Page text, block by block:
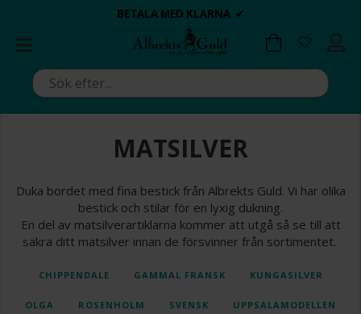
ALLTID BRA PRISER ✔
DAGS ATT POPPA?
💍💘
BETALA MED KLARNA ✔
ALLTID BRA PRISER ✔
DAGS ATT POPPA?
💍💘
MATSILVER
Duka bordet med fina bestick från Albrekts Guld. Vi har olika
bestick och stilar för en lyxig dukning.
En del av matsilverartiklarna kommer att utgå så se till att
säkra ditt matsilver innan de försvinner från sortimentet.
CHIPPENDALE GAMMAL FRANSK KUNGASILVER
OLGA ROSENHOLM SVENSK UPPSALAMODELLEN